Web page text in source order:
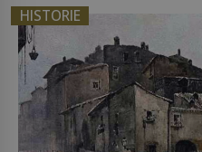
HISTORIE